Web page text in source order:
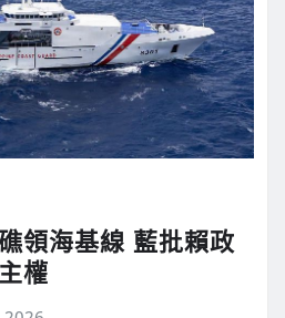
領海基線 藍批賴政
權